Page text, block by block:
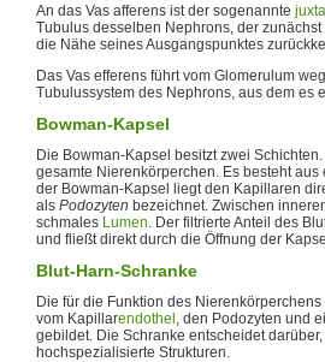
An das Vas afferens ist der sogenannte
Tubulus desselben Nephrons, der
die Nähe seines Ausgangspunktes
Das Vas efferens führt vom Glomerulum
Tubulussystem des Nephrons, aus dem es
Bowman-Kapsel
Die Bowman-Kapsel besitzt zwei
gesamte Nierenkörperchen. Es besteht
der Bowman-Kapsel liegt den Kapillaren
als Podozyten bezeichnet. Zwischen
schmales Lumen. Der filtrierte Anteil des
und fließt direkt durch die Öffnung der
Blut-Harn-Schranke
Die für die Funktion des
vom Kapillarendothel , den Podozyten und
gebildet. Die Schranke entscheidet
hochspezialisierte Strukturen.